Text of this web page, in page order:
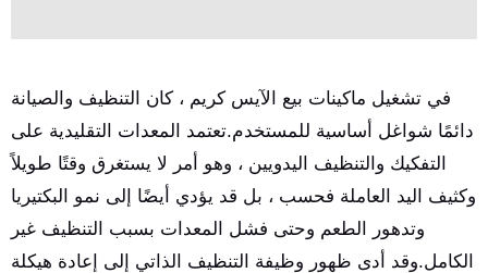
في تشغيل ماكينات بيع الآيس كريم ، كان التنظيف والصيانة
دائمًا شواغل أساسية للمستخدم.تعتمد المعدات التقليدية على
التفكيك والتنظيف اليدويين ، وهو أمر لا يستغرق وقتًا طويلاً
وكثيف اليد العاملة فحسب ، بل قد يؤدي أيضًا إلى نمو البكتيريا
وتدهور الطعم وحتى فشل المعدات بسبب التنظيف غير
الكامل.وقد أدى ظهور وظيفة التنظيف الذاتي إلى إعادة هيكلة